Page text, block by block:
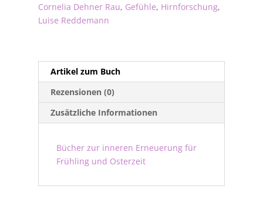
Cornelia Dehner Rau, Gefühle, Hirnforschung,
Luise Reddemann
Artikel zum Buch
Rezensionen (0)
Zusätzliche Informationen
Bücher zur inneren Erneuerung für
Frühling und Osterzeit